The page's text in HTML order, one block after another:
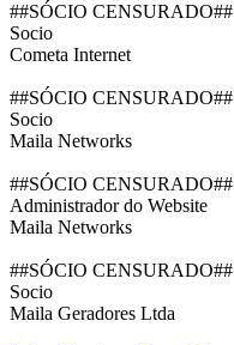
##SÓCIO CENSURADO##
Socio
Cometa Internet
##SÓCIO CENSURADO##
Socio
Maila Networks
##SÓCIO CENSURADO##
Administrador do Website
Maila Networks
##SÓCIO CENSURADO##
Socio
Maila Geradores Ltda